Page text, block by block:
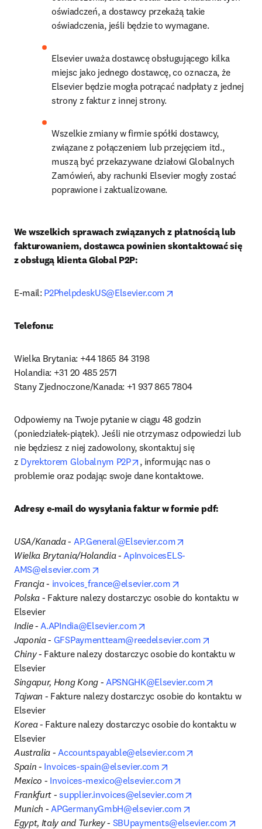
oświadczeń, a dostawcy przekażą takie
oświadczenia, jeśli będzie to wymagane.
Elsevier uważa dostawcę obsługującego kilka
miejsc jako jednego dostawcę, co oznacza, że
Elsevier będzie mogła potrącać nadpłaty z jednej
strony z faktur z innej strony.
Wszelkie zmiany w firmie spółki dostawcy,
związane z połączeniem lub przejęciem itd.,
muszą być przekazywane działowi Globalnych
Zamówień, aby rachunki Elsevier mogły zostać
poprawione i zaktualizowane.
We wszelkich sprawach związanych z płatnością lub
fakturowaniem, dostawca powinien skontaktować się
z obsługą klienta Global P2P:
E-mail: P2PhelpdeskUS@Elsevier.com
Telefonu:
Wielka Brytania: +44 1865 84 3198
Holandia: +31 20 485 2571
Stany Zjednoczone/Kanada: +1 937 865 7804
Odpowiemy na Twoje pytanie w ciągu 48 godzin
(poniedziałek-piątek). Jeśli nie otrzymasz odpowiedzi lub
nie będziesz z niej zadowolony, skontaktuj się
z Dyrektorem Globalnym P2P opens in new tab/window
, informując nas o
problemie oraz podając swoje dane kontaktowe.
Adresy e-mail do wysyłania faktur w formie pdf:
USA/Kanada - AP.General@Elsevier.com
Wielka Brytania/Holandia - ApInvoicesELS-
AMS@elsevier.com
Francja - invoices_france@elsevier.com
Polska - Fakture nalezy dostarczyc osobie do kontaktu w
Elsevier
Indie - A.APIndia@Elsevier.com
Japonia - GFSPaymentteam@reedelsevier.com
Chiny - Fakture nalezy dostarczyc osobie do kontaktu w
Elsevier
Singapur, Hong Kong - APSNGHK@Elsevier.com
Tajwan - Fakture nalezy dostarczyc osobie do kontaktu w
Elsevier
Korea - Fakture nalezy dostarczyc osobie do kontaktu w
Elsevier
Australia - Accountspayable@elsevier.com
Spain - Invoices-spain@elsevier.com
Mexico - Invoices-mexico@elsevier.com
Frankfurt - supplier.invoices@elsevier.com
Munich - APGermanyGmbH@elsevier.com
Egypt, Italy and Turkey - SBUpayments@elsevier.com